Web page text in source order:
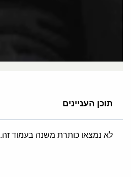
תוכן העניינים
לא נמצאו כותרת משנה בעמוד זה.